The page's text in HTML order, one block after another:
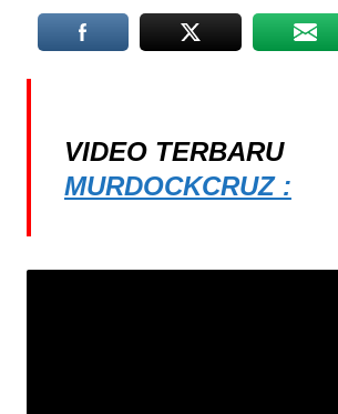
VIDEO TERBARU
MURDOCKCRUZ :